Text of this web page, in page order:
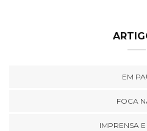
EM
FOCA
IMPRENSA